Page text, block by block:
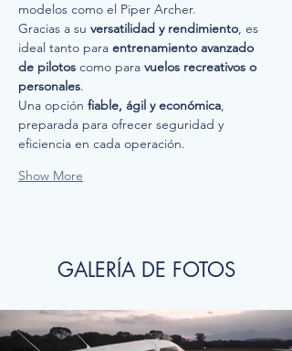
modelos como el Piper Archer.
Gracias a su versatilidad y rendimiento, es
ideal tanto para entrenamiento avanzado
de pilotos como para vuelos recreativos o
personales.
Una opción fiable, ágil y económica,
preparada para ofrecer seguridad y
eficiencia en cada operación.
Show More
GALERÍA DE FOTOS